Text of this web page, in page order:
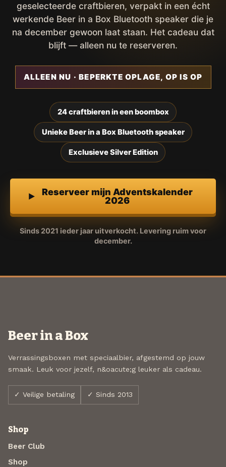
geselecteerde craftbieren, verpakt in een écht
werkende Beer in a Box Bluetooth speaker die je
na december gewoon laat staan. Het cadeau dat
blijft — alleen nu te reserveren.
ALLEEN NU · BEPERKTE OPLAGE, OP IS OP
24 craftbieren in een boombox
Unieke Beer in a Box Bluetooth speaker
Exclusieve Silver Edition
Reserveer mijn Adventskalender
2026
Sinds 2021 ieder jaar uitverkocht. Levering ruim voor
december.
Beer in a Box
Verrassingsboxen met speciaalbier, afgestemd op jouw
smaak. Leuk voor jezelf, n&oacute;g leuker als cadeau.
✓ Veilige betaling ✓ Sinds 2013
Shop
Beer Club
Shop